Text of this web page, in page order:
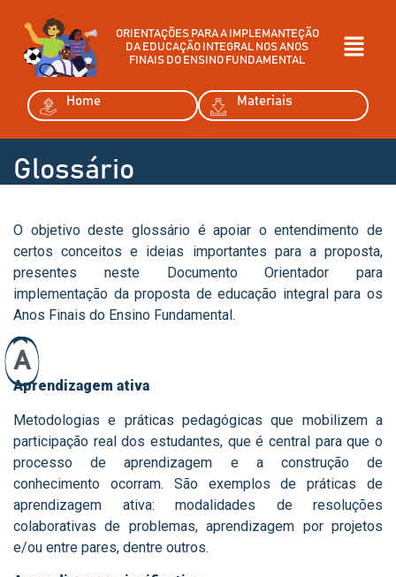
ORIENTAÇÕES PARA A IMPLEMANTEÇÃO
DA EDUCAÇÃO INTEGRAL NOS ANOS
FINAIS DO ENSINO FUNDAMENTAL
Home Materiais
Glossário
O objetivo deste glossário é apoiar o entendimento de
certos conceitos e ideias importantes para a proposta,
presentes neste Documento Orientador para
implementação da proposta de educação integral para os
Anos Finais do Ensino Fundamental.
A
Aprendizagem ativa
Metodologias e práticas pedagógicas que mobilizem a
participação real dos estudantes, que é central para que o
processo de aprendizagem e a construção de
conhecimento ocorram. São exemplos de práticas de
aprendizagem ativa: modalidades de resoluções
colaborativas de problemas, aprendizagem por projetos
e/ou entre pares, dentre outros.